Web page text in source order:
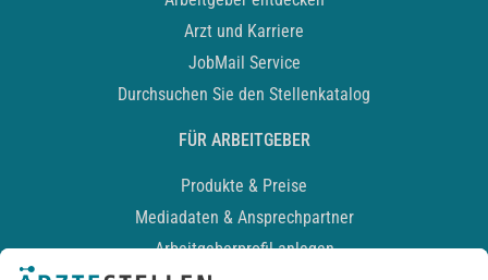
Arzt und Karriere
JobMail Service
Durchsuchen Sie den Stellenkatalog
FÜR ARBEITGEBER
Produkte & Preise
Mediadaten & Ansprechpartner
Arbeitgeberprofil anlegen